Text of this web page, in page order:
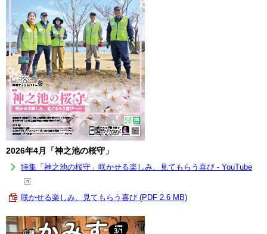
2026年4月「神之池の桜守」
特集「神之池の桜守」咲かせる楽しみ、見てもらう喜び - YouTube
咲かせる楽しみ、見てもらう喜び (PDF 2.6 MB)